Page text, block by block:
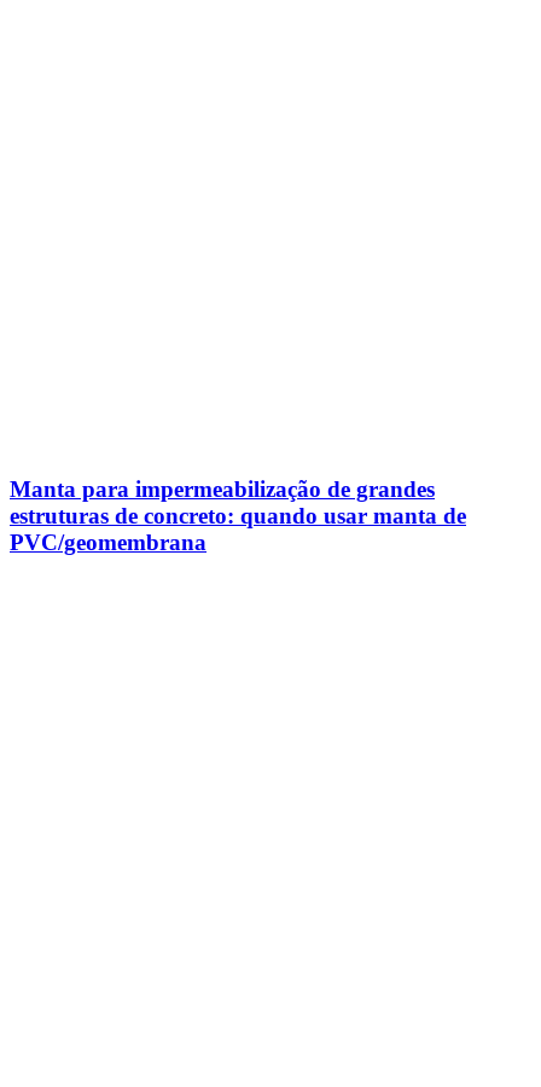
Manta para impermeabilização de grandes
estruturas de concreto: quando usar manta de
PVC/geomembrana